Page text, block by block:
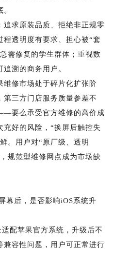
求原装品质、拒绝非正规零
透明度有要求、担心被“套
需修复的学生群体；重视数
溯的商务用户。
修市场处于碎片化扩张阶
三方门店服务质量参差不
要么承受官方维修的高价成
好的风险，“换屏后触控失
。用户对“原厂级、透明
规范型维修网点成为市场缺
幕后，是否影响iOS系统升
配苹果官方系统，升级后不
兼容性问题，用户可正常进行